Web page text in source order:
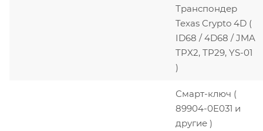
Транспондер
Texas Crypto 4D (
ID68 / 4D68 / JMA
TPX2, TP29, YS-01
)
Смарт-ключ (
89904-0E031 и
другие )